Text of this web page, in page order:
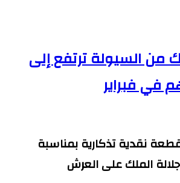
من السيولة ترتفع إلى
نقدية تذكارية بمناسبة